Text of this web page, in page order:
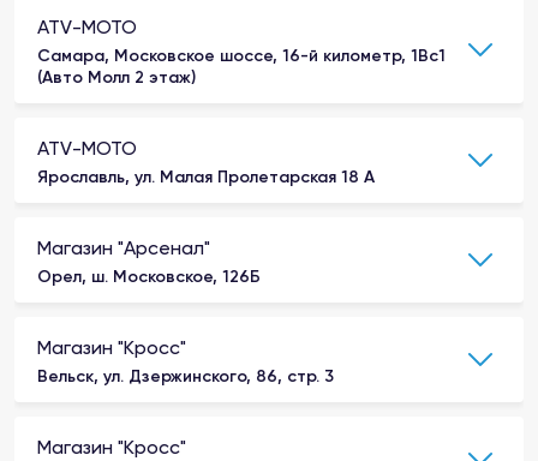
ATV-MOTO
Самара, Московское шоссе, 16-й километр, 1Вс1
(Авто Молл 2 этаж)
ATV-MOTO
Ярославль, ул. Малая Пролетарская 18 А
Магазин "Арсенал"
Орел, ш. Московское, 126Б
Магазин "Кросс"
Вельск, ул. Дзержинского, 86, стр. 3
Магазин "Кросс"